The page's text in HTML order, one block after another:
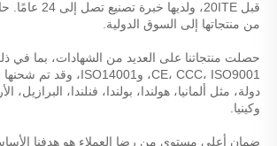
من منتجاتها إلى السوق الدولية.
وكينيا.